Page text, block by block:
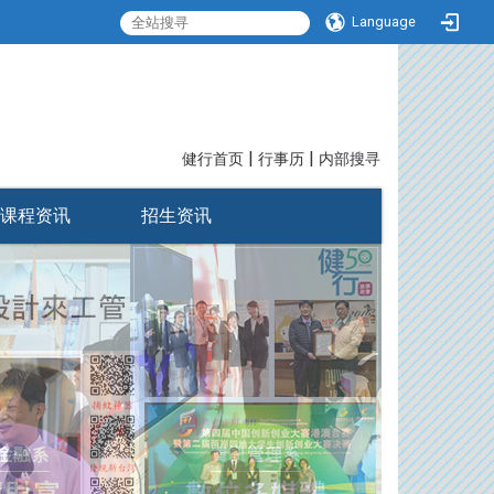
Language
健行首页 | 行事历 | 内部搜寻
课程资讯 招生资讯